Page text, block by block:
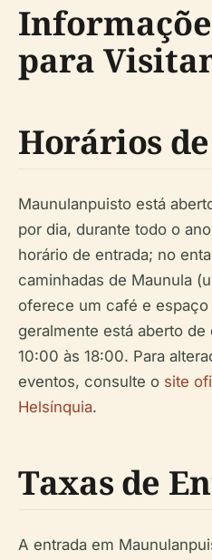
para
Horários
Maunulanpuisto está
por dia, durante todo o
horário de entrada; no
caminhadas de Maunula
oferece um café e
geralmente está aberto de
10:00 às 18:00. Para
eventos, consulte o site
Helsínquia.
Taxas de
A entrada em